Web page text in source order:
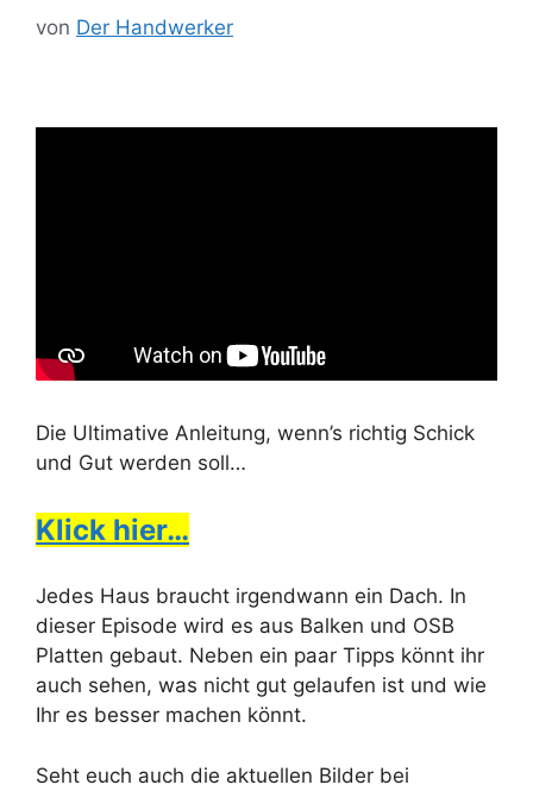
von Der Handwerker
Die Ultimative Anleitung, wenn’s richtig Schick
und Gut werden soll…
Klick hier…
Jedes Haus braucht irgendwann ein Dach. In
dieser Episode wird es aus Balken und OSB
Platten gebaut. Neben ein paar Tipps könnt ihr
auch sehen, was nicht gut gelaufen ist und wie
Ihr es besser machen könnt.
Seht euch auch die aktuellen Bilder bei